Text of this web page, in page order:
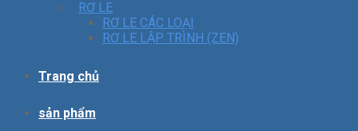
RƠ LE
RƠ LE CÁC LOẠI
RƠ LE LẬP TRÌNH (ZEN)
Trang chủ
sản phẩm